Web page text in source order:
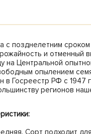
с позднелетним
и отменный
на Центральной
опылением
в Госреестр РФ с 1947
регионов
Сорт подходит